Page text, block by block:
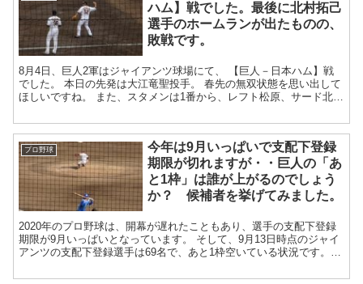
ハム】戦でした。最後に北村拓己
選手のホームランが出たものの、
敗戦です。
8月4日、巨人2軍はジャイアンツ球場にて、 【巨人－日本ハム】戦
でした。 本日の先発は大江竜聖投手。 春先の無双状態を思い出して
ほしいですね。 また、スタメンは1番から、レフト松原、サード北
プロ野球
今年は9月いっぱいで支配下登録
期限が切れますが・・巨人の「あ
と1枠」は誰が上がるのでしょう
か？ 候補者を挙げてみました。
2020年のプロ野球は、開幕が遅れたこともあり、選手の支配下登録
期限が9月いっぱいとなっています。 そして、9月13日時点のジャイ
アンツの支配下登録選手は69名で、あと1枠空いている状況です。